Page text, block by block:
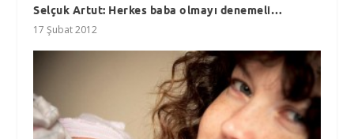
Selçuk Artut: Herkes baba olmayı denemeli…
17 Şubat 2012